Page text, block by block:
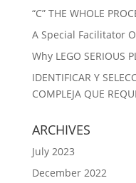
“C” THE WHOLE
A Special Facilitator
Why LEGO SERIOUS
IDENTIFICAR Y
COMPLEJA QUE
ARCHIVES
July 2023
December 2022